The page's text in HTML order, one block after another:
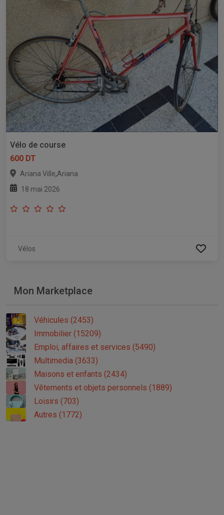
Vélo de course
600 DT
Ariana Ville,Ariana
18 mai 2026
Vélos
Mon Marketplace
Véhicules (2453)
Immobilier (15209)
Emploi, affaires et services (5490)
Multimedia (3633)
Maisons et enfants (2434)
Vêtements et objets personnels (1889)
Loisirs (703)
Autres (1772)